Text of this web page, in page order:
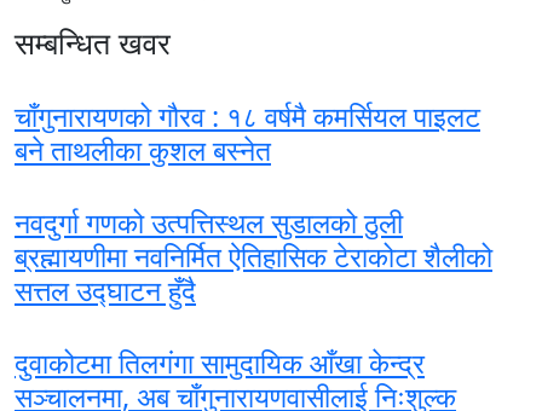
सम्बन्धित खवर
चाँगुनारायणको गौरव : १८ वर्षमै कमर्सियल पाइलट
बने ताथलीका कुशल बस्नेत
नवदुर्गा गणको उत्पत्तिस्थल सुडालको ठुली
ब्रह्मायणीमा नवनिर्मित ऐतिहासिक टेराकोटा शैलीको
सत्तल उद्घाटन हुँदै
दुवाकोटमा तिलगंगा सामुदायिक आँखा केन्द्र
सञ्चालनमा, अब चाँगुनारायणवासीलाई निःशुल्क